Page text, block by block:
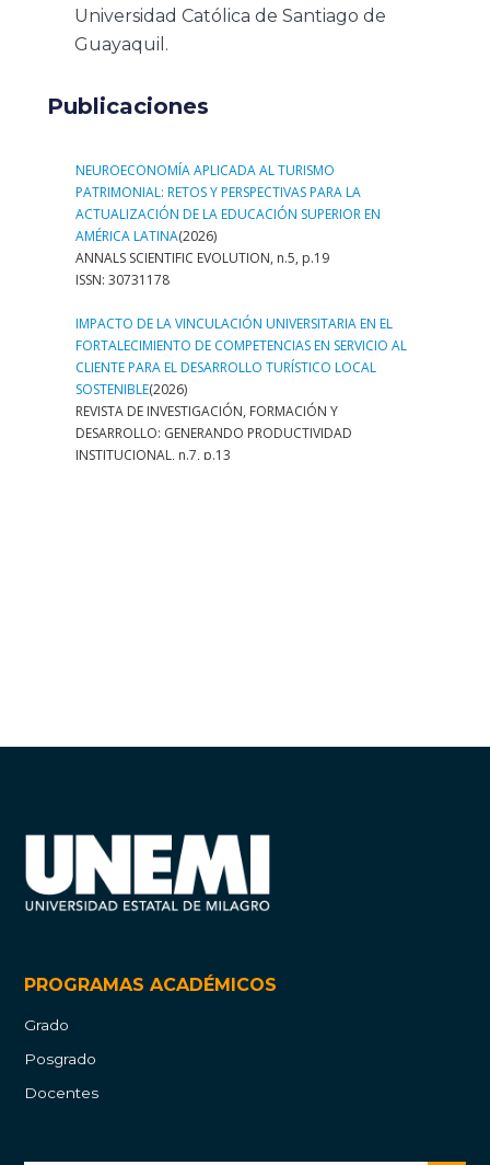
Universidad Católica de Santiago de
Guayaquil.
Publicaciones
PROGRAMAS ACADÉMICOS
Grado
Posgrado
Docentes